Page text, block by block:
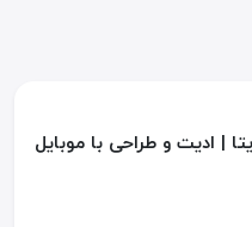
| ادیت و طراحی با موبایل